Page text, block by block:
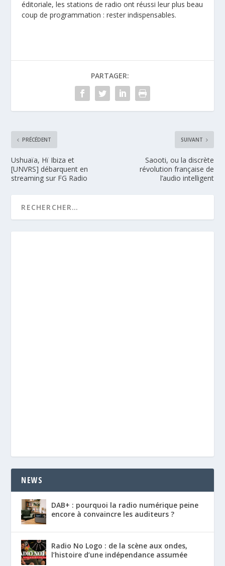
éditoriale, les stations de radio ont réussi leur plus beau
coup de programmation : rester indispensables.
PARTAGER:
PRÉCÉDENT
Ushuaïa, Hï Ibiza et
[UNVRS] débarquent en
streaming sur FG Radio
SUIVANT
Saooti, ou la discrète
révolution française de
l’audio intelligent
NEWS
DAB+ : pourquoi la radio numérique peine
encore à convaincre les auditeurs ?
Radio No Logo : de la scène aux ondes,
l’histoire d’une indépendance assumée